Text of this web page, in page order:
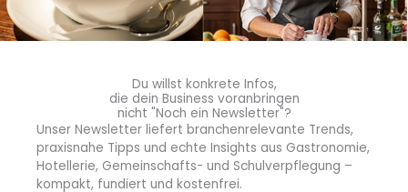
Dutchmen, Amsterdam, s.u.) undChloé Merz(Collab
Cocktailbar, Hamburg, s.u.) sowie die sechs Gastjuroren
(Head of News, GQ),Timon Kaufmann
(Brewing Bartender, München),Dada Daoud
(Deutschlands „World Class Bartender of the Year
2023”),Max Sabato(Schweppes, Deutschland) und
Frank Thelen(Monin, Deutschland) fanden sich ein in
der Riege der Juroren.
Du willst konkrete Infos,
die dein Business voranbringen
nicht "Noch ein Newsletter"?
Unser Newsletter liefert branchenrelevante Trends,
praxisnahe Tipps und echte Insights aus Gastronomie,
Hotellerie, Gemeinschafts- und Schulverpflegung –
kompakt, fundiert und kostenfrei.